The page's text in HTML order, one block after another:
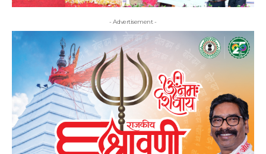
- Advertisement -